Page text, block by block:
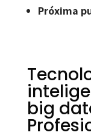
Próxima
big